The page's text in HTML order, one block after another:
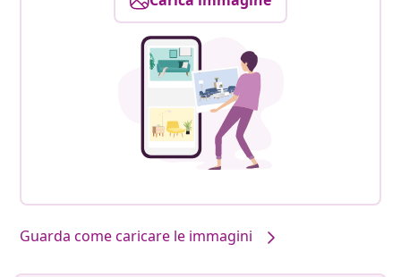
Guarda come caricare le immagini